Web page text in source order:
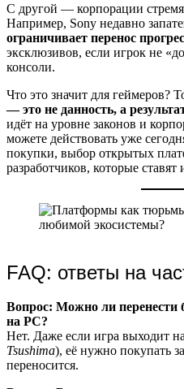
С другой — корпорации
Например, Sony недавно
ограничивает перенос
эксклюзивов, если игрок не
консоли.
Что это значит для геймеров?
— это не данность, а
идёт на уровне законов и
можете действовать уже
покупки, выбор открытых
разработчиков, которые
FAQ: ответы на
Вопрос: Можно ли перенести
на PC?
Нет. Даже если игра выходит
Tsushima), её нужно покупать
переносится.